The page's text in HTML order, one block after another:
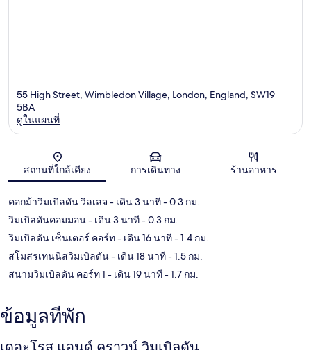
แผนที่
55 High Street, Wimbledon Village, London, England, SW19
5BA
ดูในแผนที่
สถานที่ใกล้เคียง การเดินทาง ร้านอาหาร
คอกม้าวิมเบิลดัน วิลเลจ - เดิน 3 นาที- 0.3 กม.
วิมเบิลดันคอมมอน- เดิน 3 นาที- 0.3 กม.
วิมเบิลดัน เซ็นเตอร์ คอร์ท- เดิน 16 นาที- 1.4 กม.
สโมสรเทนนิสวิมเบิลดัน- เดิน 18 นาที- 1.5 กม.
สนามวิมเบิลดัน คอร์ท 1 - เดิน 19 นาที- 1.7 กม.
ข้อมูลที่พัก